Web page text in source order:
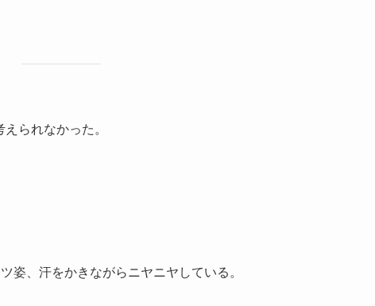
られなかった。
姿、汗をかきながらニヤニヤしている。